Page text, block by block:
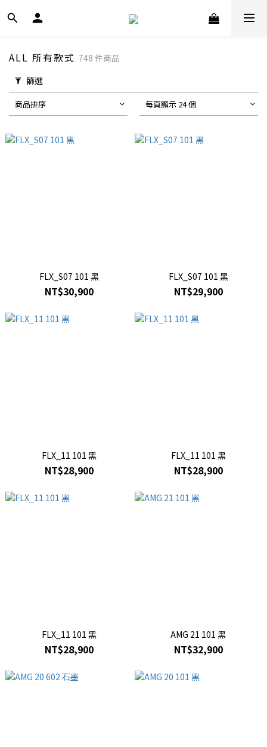
ALL 所有款式 748 件商品
篩選
商品排序 每頁顯示 24 個
FLX_S07 101 黑
NT$30,900
FLX_S07 101 黑
NT$29,900
FLX_11 101 黑
NT$28,900
FLX_11 101 黑
NT$28,900
FLX_11 101 黑
NT$28,900
AMG 21 101 黑
NT$32,900